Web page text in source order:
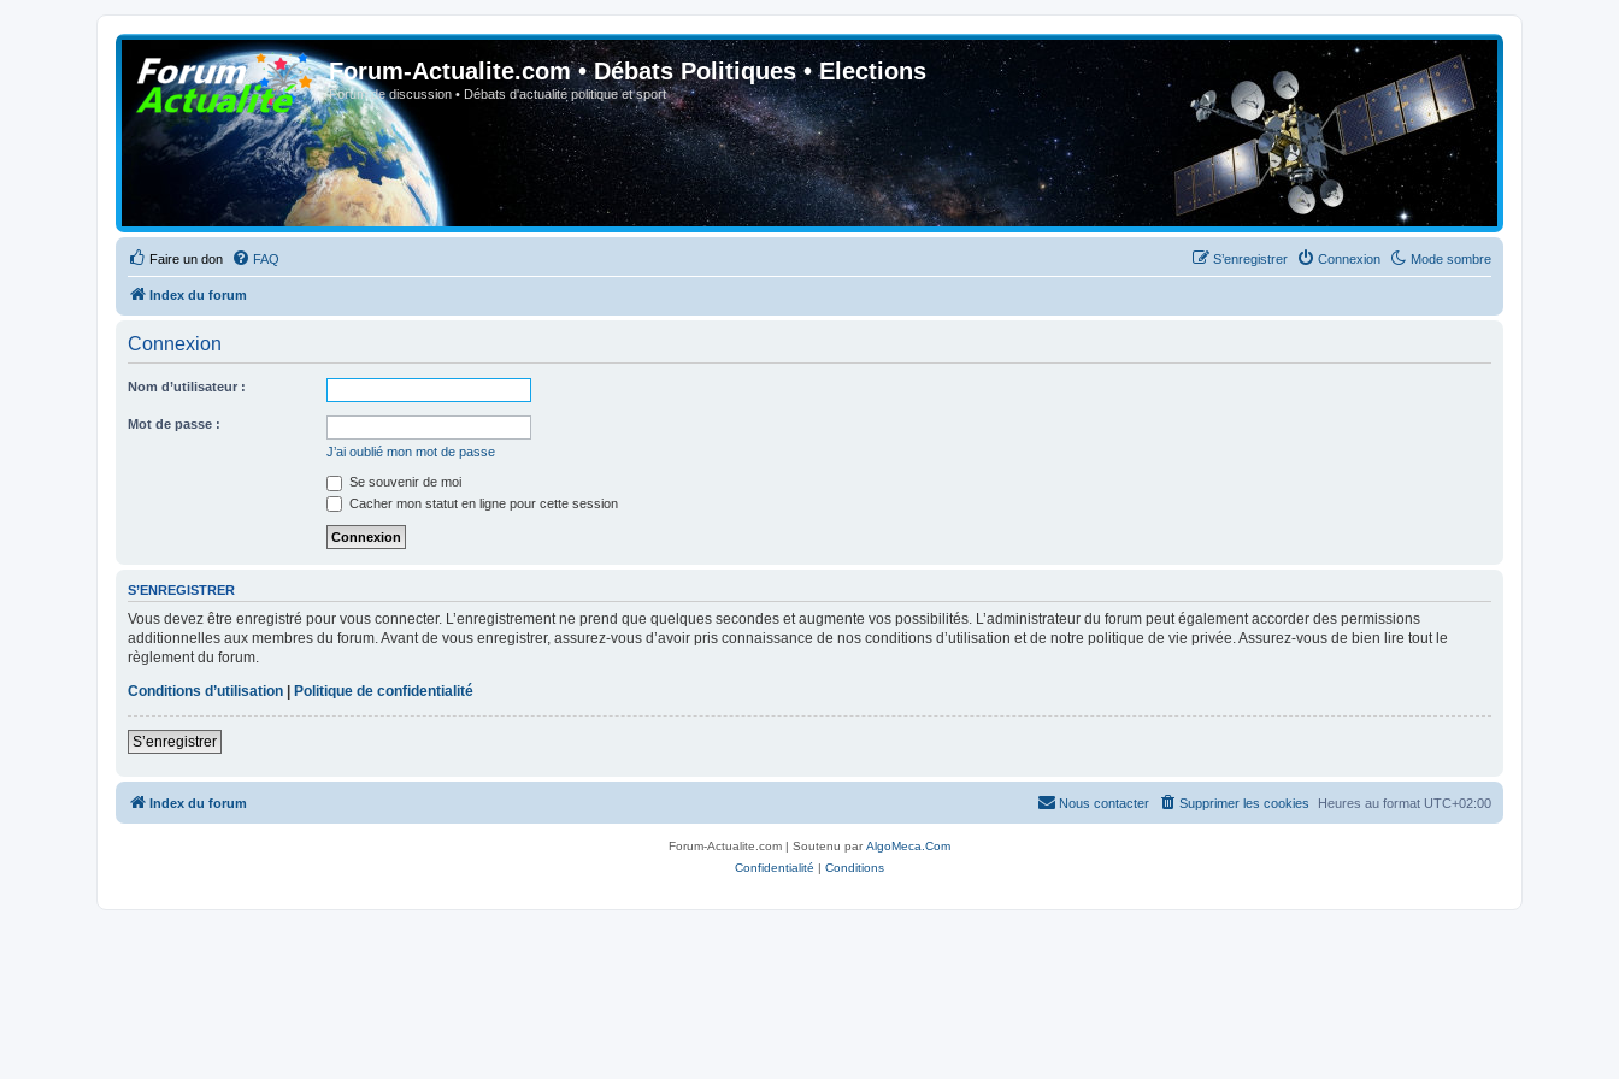
Forum-Actualite.com • Débats Politiques • Elections
Forum de discussion • Débats d'actualité politique et sport
Faire un don Mode sombre
FAQ Connexion
S’enregistrer
Index du forum
Connexion
Nom d’utilisateur :
Mot de passe :
J’ai oublié mon mot de passe
Se souvenir de moi
Cacher mon statut en ligne pour cette session
S’ENREGISTRER
Vous devez être enregistré pour vous connecter. L’enregistrement ne prend que quelques secondes et augmente vos possibilités. L’administrateur du forum peut également accorder des permissions
additionnelles aux membres du forum. Avant de vous enregistrer, assurez-vous d’avoir pris connaissance de nos conditions d’utilisation et de notre politique de vie privée. Assurez-vous de bien lire tout le
règlement du forum.
Conditions d’utilisation | Politique de confidentialité
S’enregistrer
Index du forum Heures au format UTC+02:00
Supprimer les cookies
Nous contacter
Forum-Actualite.com | Soutenu parAlgoMeca.Com
Confidentialité | Conditions